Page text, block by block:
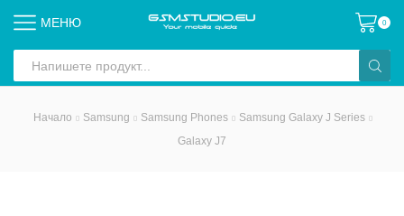
МЕНЮ 0
input
Начало Samsung Samsung Phones
Samsung Galaxy J Series
Galaxy J7